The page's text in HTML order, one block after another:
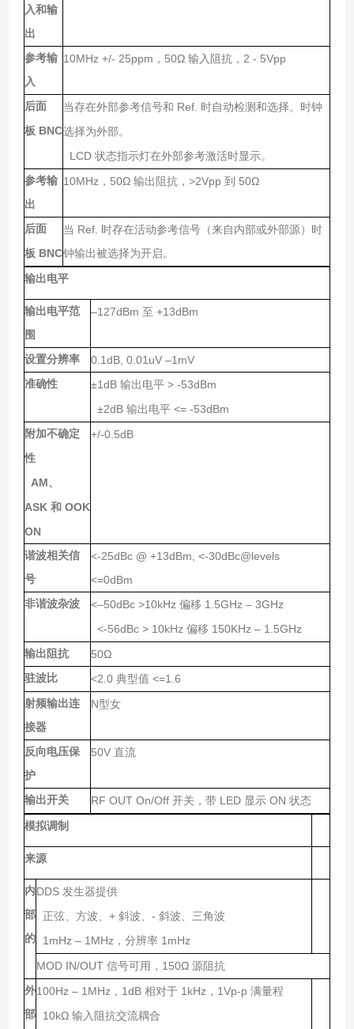
入和输
出
参考输
入
10MHz +/- 25ppm ， 50Ω 输入阻抗， 2 - 5Vpp
后面
板 BNC
当存在外部参考信号和 Ref. 时自动检测和选择。时钟
选择为外部。
LCD 状态指示灯在外部参考激活时显示。
参考输
出
10MHz， 50Ω 输出阻抗， >2Vpp 到 50Ω
后面
板 BNC
当 Ref. 时存在活动参考信号（来自内部或外部源）时
钟输出被选择为开启。
输出电平
输出电平范
围
–127dBm 至 +13dBm
设置分辨率 0.1dB, 0.01uV –1mV
准确性 ±1dB 输出电平> -53dBm
±2dB 输出电平<= -53dBm
附加不确定
性
AM、
ASK 和 OOK
ON
+/-0.5dB
谐波相关信
号
<-25dBc @ +13dBm, <-30dBc@levels
<=0dBm
非谐波杂波 <–50dBc >10kHz 偏移 1.5GHz – 3GHz
<-56dBc > 10kHz 偏移 150KHz – 1.5GHz
输出阻抗 50Ω
驻波比 <2.0 典型值 <=1.6
射频输出连
接器
N型女
反向电压保
护
50V 直流
输出开关 RF OUT On/Off 开关，带 LED 显示ON 状态
模拟调制
来源
内
部
的
DDS 发生器提供
正弦、方波、 + 斜波、 - 斜波、三角波
1mHz – 1MHz，分辨率1mHz
MOD IN/OUT 信号可用， 150Ω 源阻抗
外
部
100Hz – 1MHz， 1dB 相对于1kHz， 1Vp-p 满量程
10kΩ 输入阻抗交流耦合